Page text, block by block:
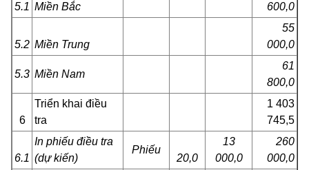
5.1 Miền Bắc
600,0
5.2 Miền Trung
55
000,0
5.3 Miền Nam
61
800,0
6
Triển khai điều
tra
1 403
745,5
6.1
In phiếu điều tra
(dự kiến)
Phiếu
20,0
13
000,0
260
000,0